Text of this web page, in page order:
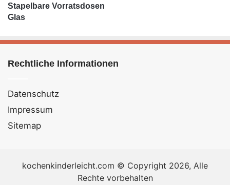
Stapelbare Vorratsdosen
Glas
Rechtliche Informationen
Datenschutz
Impressum
Sitemap
kochenkinderleicht.com © Copyright 2026, Alle
Rechte vorbehalten